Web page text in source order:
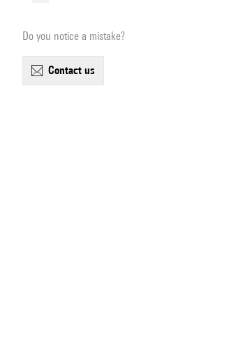
Do you notice a mistake?
contact us